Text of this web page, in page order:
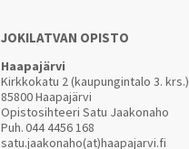
JOKILATVAN OPISTO
Haapajärvi
Kirkkokatu 2 (kaupungintalo 3. krs.)
85800 Haapajärvi
Opistosihteeri Satu Jaakonaho
Puh.044 4456 168
satu.jaakonaho(at)haapajarvi.fi